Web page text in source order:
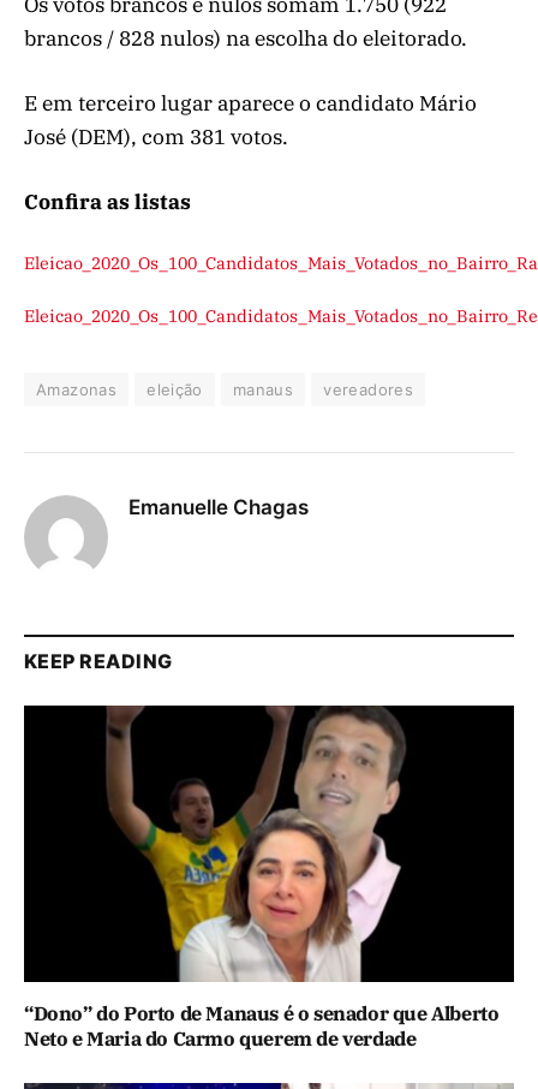
brancos / 828 nulos) na escolha do eleitorado.
E em terceiro lugar aparece o candidato Mário
José (DEM), com 381 votos.
Confira as listas
Amazonas eleição manaus vereadores
Emanuelle Chagas
KEEP READING
“Dono” do Porto de Manaus é o senador que Alberto
Neto e Maria do Carmo querem de verdade